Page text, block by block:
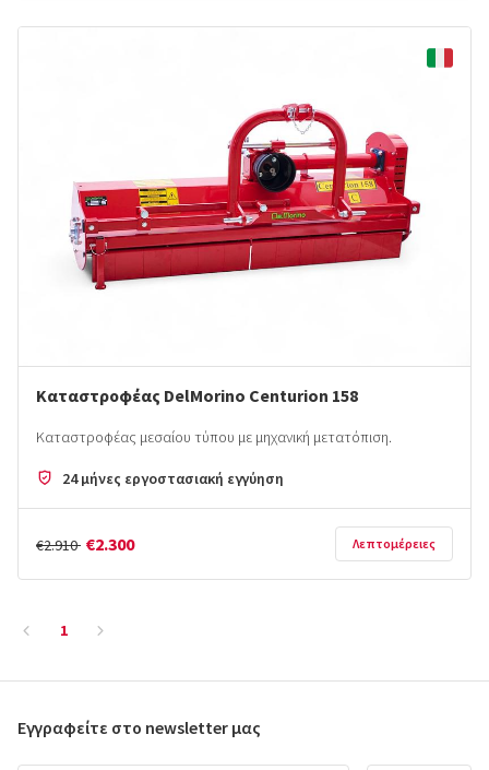
Καταστροφέας DelMorino Centurion 158
Καταστροφέας μεσαίου τύπου με μηχανική μετατόπιση.
24 μήνες εργοστασιακή εγγύηση
€2.910 €2.300 Λεπτομέρειες
1
Εγγραφείτε στο newsletter μας